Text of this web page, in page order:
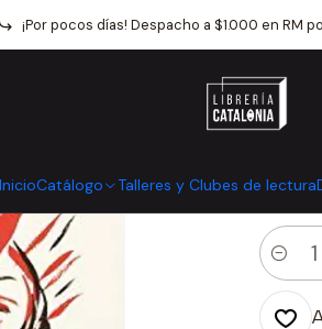
InicioCatálogo Talleres y Clubes de lectura
¡Por pocos días! Despacho a $1.000 en RM
Catálogo Otros Comics Y Novela
|
Cantidad